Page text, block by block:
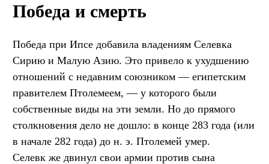
Победа и смерть
Победа при Ипсе добавила владениям Селевка
Сирию и Малую Азию. Это привело к ухудшению
отношений с недавним союзником — египетским
правителем Птолемеем, — у которого были
собственные виды на эти земли. Но до прямого
столкновения дело не дошло: в конце 283 года (или
в начале 282 года) до н. э. Птолемей умер.
Селевк же двинул свои армии против сына